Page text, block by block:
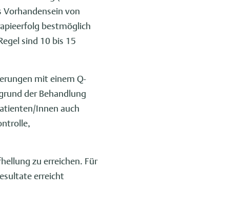
von
bestmöglich
sind 10 bis 15
mit einem Q-
der Behandlung
Innen auch
zu erreichen. Für
erreicht